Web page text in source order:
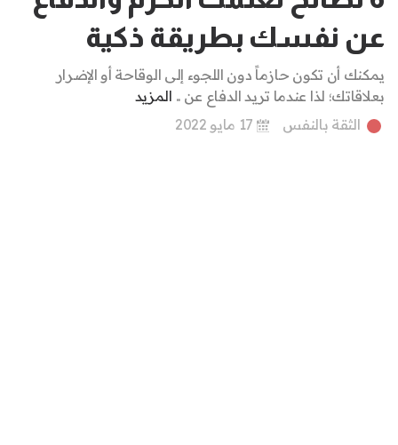
عن نفسك بطريقة ذكية
يمكنك أن تكون حازماً دون اللجوء إلى الوقاحة أو الإضرار
بعلاقاتك؛ لذا عندما تريد الدفاع عن .. المزيد
الثقة بالنفس